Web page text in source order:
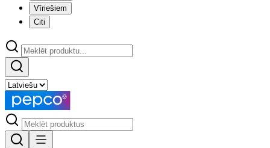
Vīriešiem
Citi